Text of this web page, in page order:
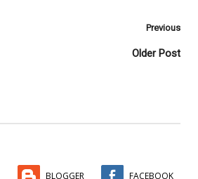
Previous
Older Post
BLOGGER FACEBOOK